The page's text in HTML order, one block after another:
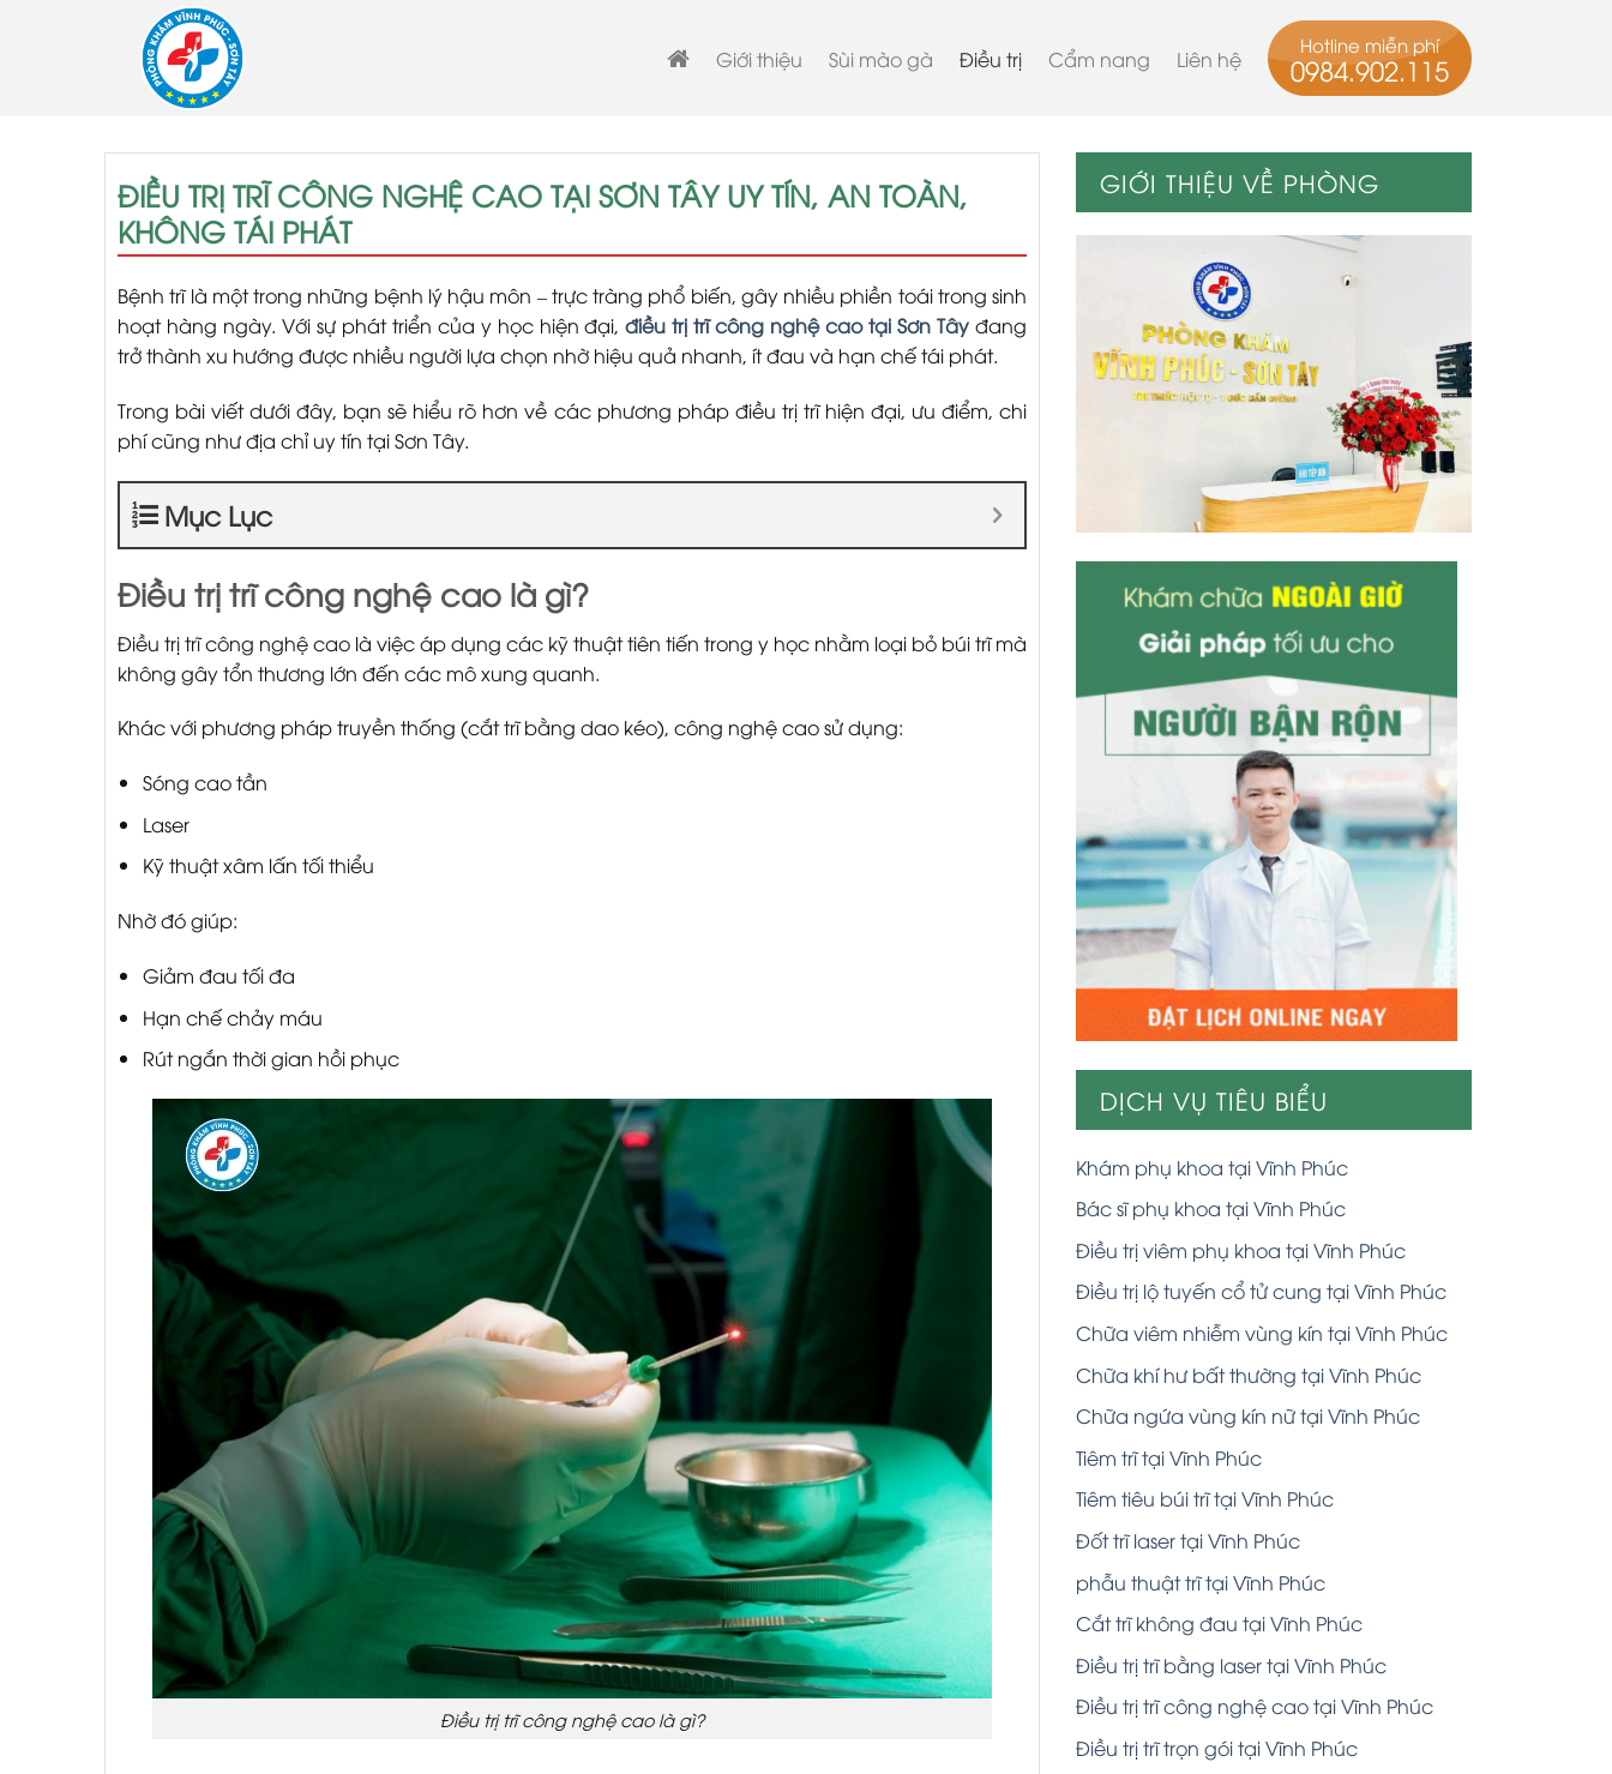
Giới thiệu Sùi mào gà Điều trị Cẩm nang Liên hệ
Hotline miễn phí
0984.902.115
ĐIỀU TRỊ TRĨ CÔNG NGHỆ CAO TẠI SƠN TÂY UY TÍN, AN TOÀN,
KHÔNG TÁI PHÁT
Bệnh trĩ là một trong những bệnh lý hậu môn – trực tràng phổ biến, gây nhiều phiền toái trong sinh
hoạt hàng ngày. Với sự phát triển của y học hiện đại,điều trị trĩ công nghệ cao tại Sơn Tây đang
trở thành xu hướng được nhiều người lựa chọn nhờ hiệu quả nhanh, ít đau và hạn chế tái phát.
Trong bài viết dưới đây, bạn sẽ hiểu rõ hơn về các phương pháp điều trị trĩ hiện đại, ưu điểm, chi
phí cũng như địa chỉ uy tín tại Sơn Tây.
Mục Lục
Điều trị trĩ công nghệ cao là gì?
Điều trị trĩ công nghệ cao là việc áp dụng các kỹ thuật tiên tiến trong y học nhằm loại bỏ búi trĩ mà
không gây tổn thương lớn đến các mô xung quanh.
Khác với phương pháp truyền thống (cắt trĩ bằng dao kéo), công nghệ cao sử dụng:
Sóng cao tần
Laser
Kỹ thuật xâm lấn tối thiểu
Nhờ đó giúp:
Giảm đau tối đa
Hạn chế chảy máu
Rút ngắn thời gian hồi phục
Điều trị trĩ công nghệ cao là gì?
GIỚI THIỆU VỀ PHÒNG
KHÁM
DỊCH VỤ TIÊU BIỂU
Khám phụ khoa tại Vĩnh Phúc
Bác sĩ phụ khoa tại Vĩnh Phúc
Điều trị viêm phụ khoa tại Vĩnh Phúc
Điều trị lộ tuyến cổ tử cung tại Vĩnh Phúc
Chữa viêm nhiễm vùng kín tại Vĩnh Phúc
Chữa khí hư bất thường tại Vĩnh Phúc
Chữa ngứa vùng kín nữ tại Vĩnh Phúc
Tiêm trĩ tại Vĩnh Phúc
Tiêm tiêu búi trĩ tại Vĩnh Phúc
Đốt trĩ laser tại Vĩnh Phúc
phẫu thuật trĩ tại Vĩnh Phúc
Cắt trĩ không đau tại Vĩnh Phúc
Điều trị trĩ bằng laser tại Vĩnh Phúc
Điều trị trĩ công nghệ cao tại Vĩnh Phúc
Điều trị trĩ trọn gói tại Vĩnh Phúc